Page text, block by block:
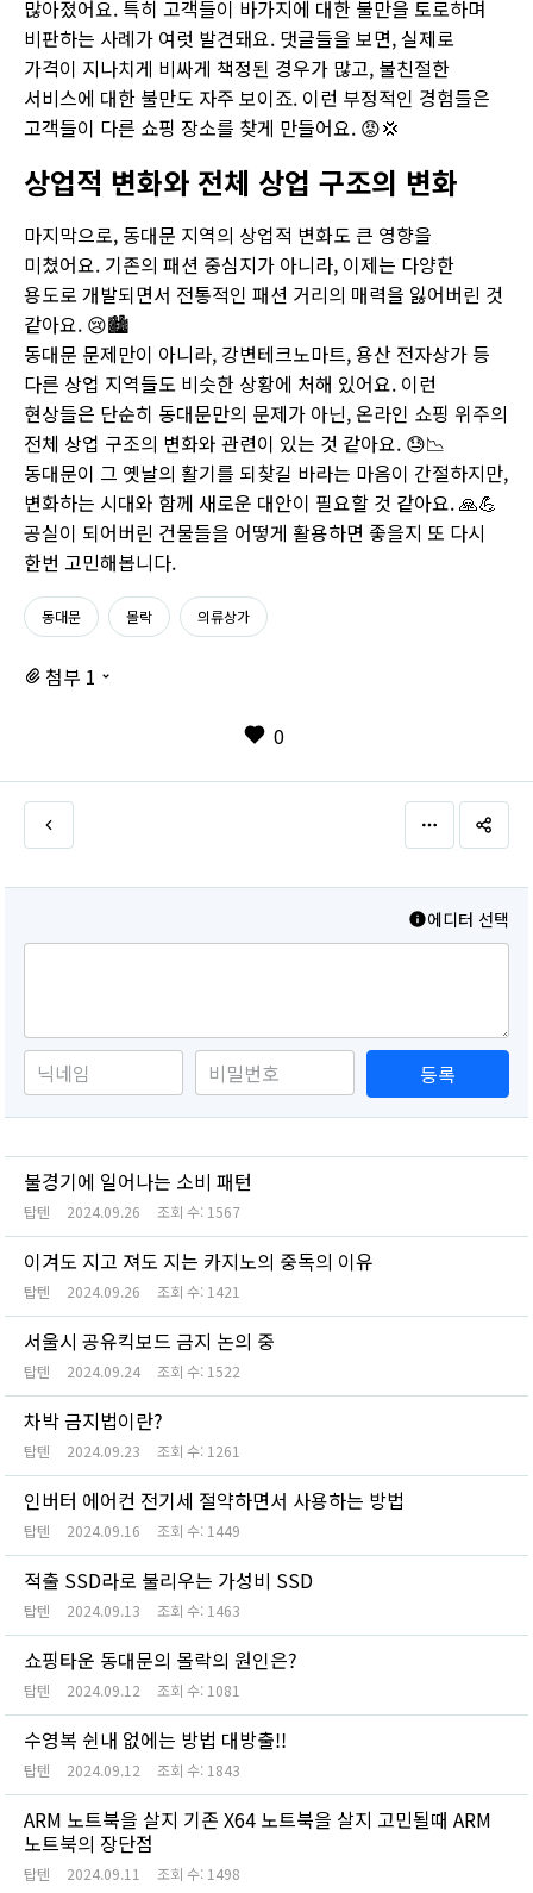
많아졌어요. 특히 고객들이 바가지에 대한 불만을 토로하며
비판하는 사례가 여럿 발견돼요. 댓글들을 보면, 실제로
가격이 지나치게 비싸게 책정된 경우가 많고, 불친절한
서비스에 대한 불만도 자주 보이죠. 이런 부정적인 경험들은
고객들이 다른 쇼핑 장소를 찾게 만들어요. 😡💢
상업적 변화와 전체 상업 구조의 변화
마지막으로, 동대문 지역의 상업적 변화도 큰 영향을
미쳤어요. 기존의 패션 중심지가 아니라, 이제는 다양한
용도로 개발되면서 전통적인 패션 거리의 매력을 잃어버린 것
같아요. 😢🏙️
동대문 문제만이 아니라, 강변테크노마트, 용산 전자상가 등
다른 상업 지역들도 비슷한 상황에 처해 있어요. 이런
현상들은 단순히 동대문만의 문제가 아닌, 온라인 쇼핑 위주의
전체 상업 구조의 변화와 관련이 있는 것 같아요. 😓📉
동대문이 그 옛날의 활기를 되찾길 바라는 마음이 간절하지만,
변화하는 시대와 함께 새로운 대안이 필요할 것 같아요. 🙏💪
공실이 되어버린 건물들을 어떻게 활용하면 좋을지 또 다시
한번 고민해봅니다.
동대문 몰락 의류상가
첨부 1
0
에디터 선택
등록
불경기에 일어나는 소비 패턴
탑텐 2024.09.26 조회 수: 1567
이겨도 지고 져도 지는 카지노의 중독의 이유
탑텐 2024.09.26 조회 수: 1421
서울시 공유킥보드 금지 논의 중
탑텐 2024.09.24 조회 수: 1522
차박 금지법이란?
탑텐 2024.09.23 조회 수: 1261
인버터 에어컨 전기세 절약하면서 사용하는 방법
탑텐 2024.09.16 조회 수: 1449
적출 SSD라로 불리우는 가성비 SSD
탑텐 2024.09.13 조회 수: 1463
쇼핑타운 동대문의 몰락의 원인은?
탑텐 2024.09.12 조회 수: 1081
수영복 쉰내 없에는 방법 대방출!!
탑텐 2024.09.12 조회 수: 1843
ARM 노트북을 살지 기존 X64 노트북을 살지 고민될때 ARM
노트북의 장단점
탑텐 2024.09.11 조회 수: 1498